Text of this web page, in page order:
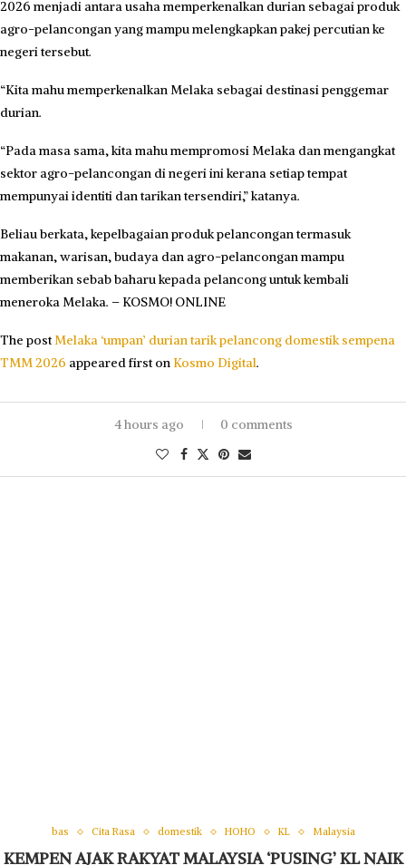
2026 menjadi antara usaha memperkenalkan durian sebagai produk
agro-pelancongan yang mampu melengkapkan pakej percutian ke
negeri tersebut.
“Kita mahu memperkenalkan Melaka sebagai destinasi penggemar
durian.
“Pada masa sama, kita mahu mempromosi Melaka dan mengangkat
sektor agro-pelancongan di negeri ini kerana setiap tempat
mempunyai identiti dan tarikan tersendiri,” katanya.
Beliau berkata, kepelbagaian produk pelancongan termasuk
makanan, warisan, budaya dan agro-pelancongan mampu
memberikan sebab baharu kepada pelancong untuk kembali
meneroka Melaka. – KOSMO! ONLINE
The postMelaka ‘umpan’ durian tarik pelancong domestik sempena
TMM 2026 appeared first on Kosmo Digital.
4 hours ago 0 comments
olah KL sedang memperkenalkan dirinya satu per satu.